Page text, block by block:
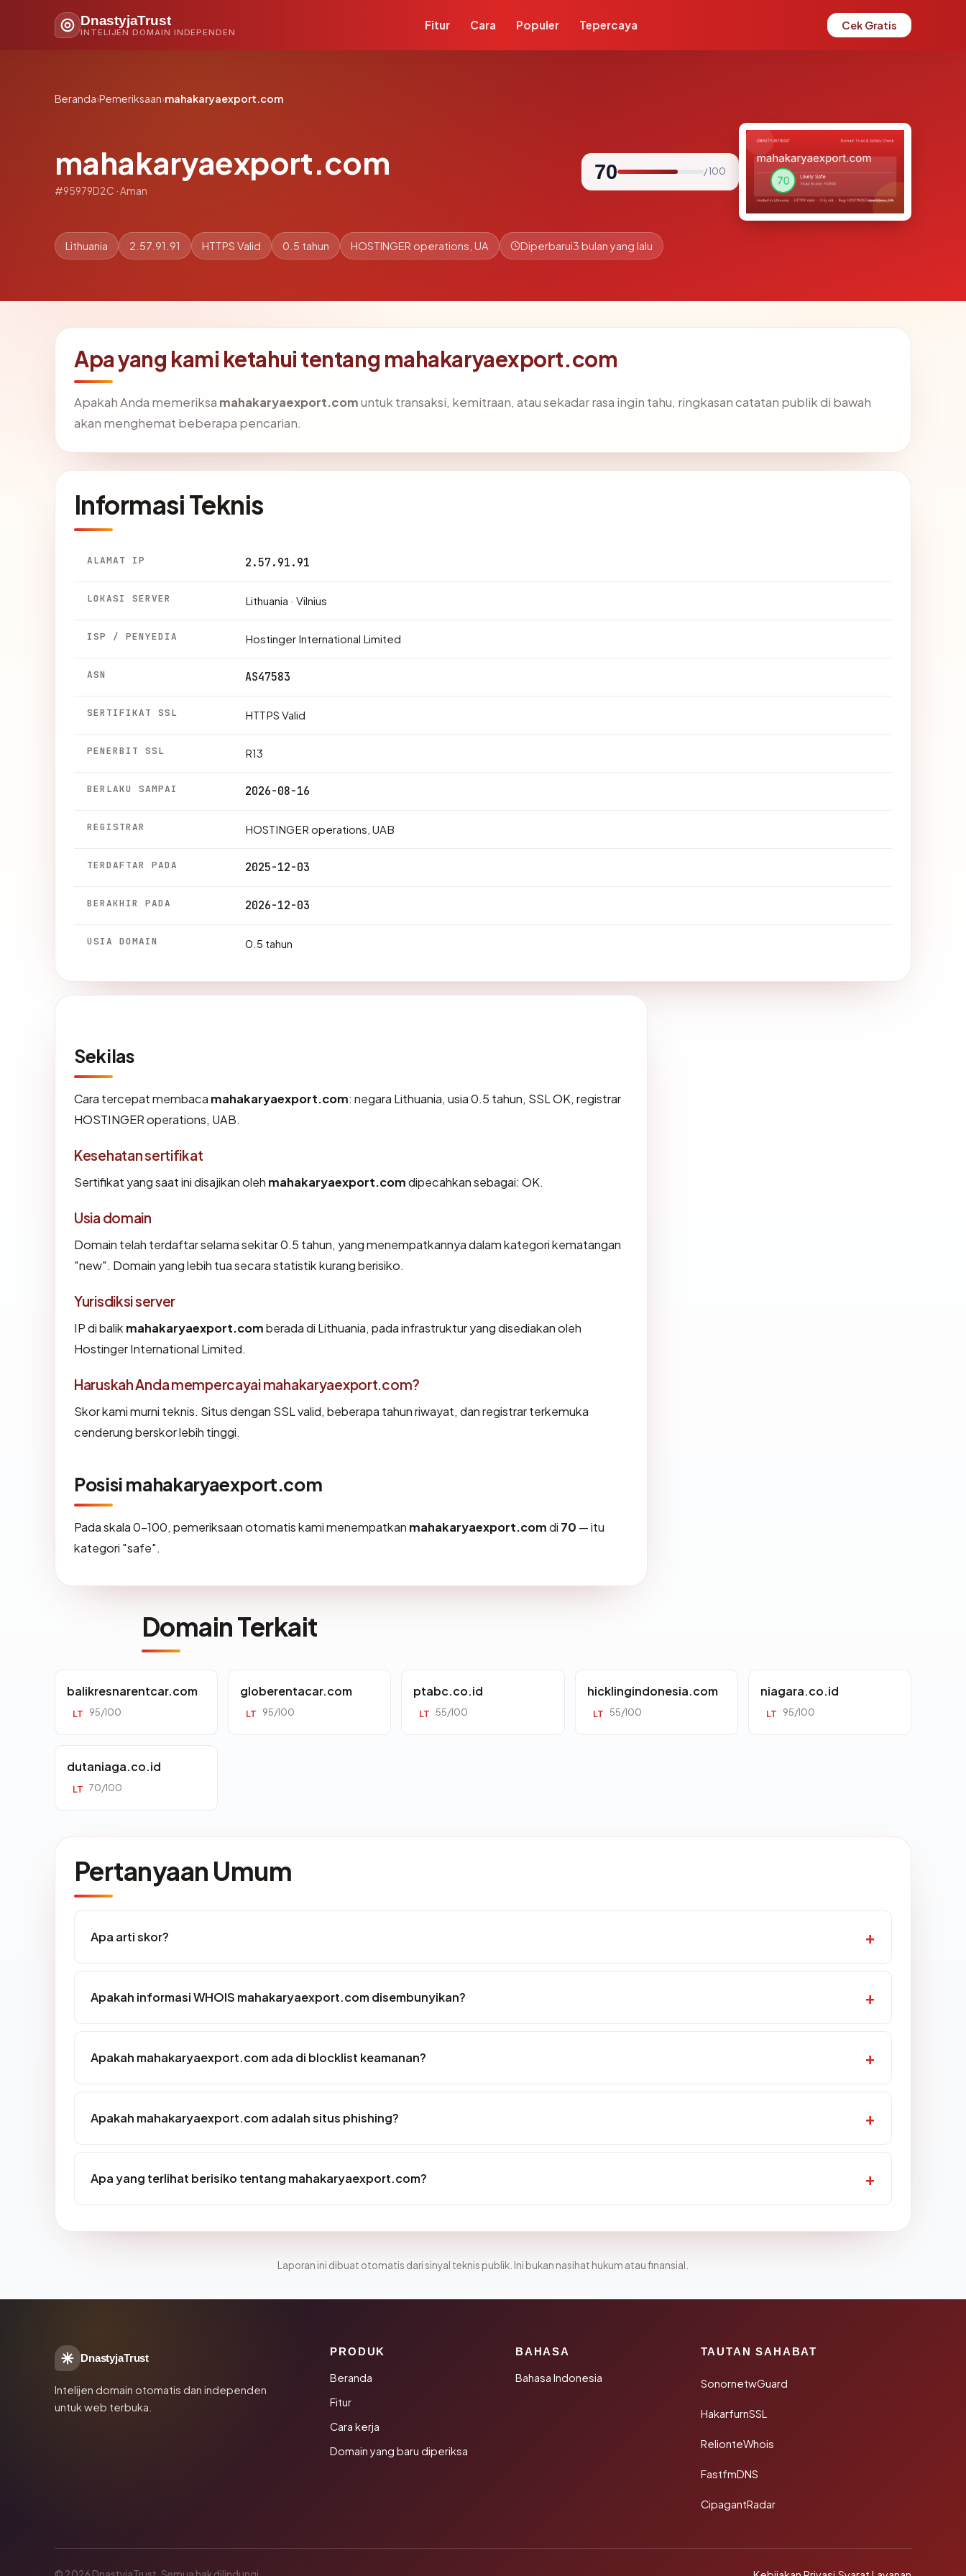
DnastyjaTrust
INTELIJEN DOMAIN INDEPENDEN
Fitur Cara Populer Tepercaya Cek Gratis
Beranda›Pemeriksaan›mahakaryaexport.com
mahakaryaexport.com
#95979D2C · Aman
70 / 100
Lithuania 2.57.91.91 HTTPS Valid 0.5 tahun HOSTINGER operations, UA Diperbarui3 bulan yang lalu
Apa yang kami ketahui tentang mahakaryaexport.com
Apakah Anda memeriksa mahakaryaexport.comuntuk transaksi, kemitraan, atau sekadar rasa ingin tahu, ringkasan catatan publik di bawah
akan menghemat beberapa pencarian.
Informasi Teknis
ALAMAT IP 2.57.91.91
LOKASI SERVER Lithuania · Vilnius
ISP / PENYEDIA Hostinger International Limited
ASN AS47583
SERTIFIKAT SSL HTTPS Valid
PENERBIT SSL R13
BERLAKU SAMPAI 2026-08-16
REGISTRAR HOSTINGER operations, UAB
TERDAFTAR PADA 2025-12-03
BERAKHIR PADA 2026-12-03
USIA DOMAIN 0.5 tahun
Sekilas
Cara tercepat membaca mahakaryaexport.com: negara Lithuania, usia 0.5 tahun, SSL OK, registrar
HOSTINGER operations, UAB.
Kesehatan sertifikat
Sertifikat yang saat ini disajikan oleh mahakaryaexport.comdipecahkan sebagai: OK.
Usia domain
Domain telah terdaftar selama sekitar 0.5 tahun, yang menempatkannya dalam kategori kematangan
"new". Domain yang lebih tua secara statistik kurang berisiko.
Yurisdiksi server
IP di balik mahakaryaexport.comberada di Lithuania, pada infrastruktur yang disediakan oleh
Hostinger International Limited.
Haruskah Anda mempercayai mahakaryaexport.com?
Skor kami murni teknis. Situs dengan SSL valid, beberapa tahun riwayat, dan registrar terkemuka
cenderung berskor lebih tinggi.
Posisi mahakaryaexport.com
Pada skala 0-100, pemeriksaan otomatis kami menempatkan mahakaryaexport.comdi 70 — itu
kategori "safe".
Domain Terkait
balikresnarentcar.com
LT 95/100
globerentacar.com
LT 95/100
ptabc.co.id
LT 55/100
hicklingindonesia.com
LT 55/100
niagara.co.id
LT 95/100
dutaniaga.co.id
LT 70/100
Pertanyaan Umum
Apa arti skor?
Apakah informasi WHOIS mahakaryaexport.com disembunyikan?
Apakah mahakaryaexport.com ada di blocklist keamanan?
Apakah mahakaryaexport.com adalah situs phishing?
Apa yang terlihat berisiko tentang mahakaryaexport.com?
Laporan ini dibuat otomatis dari sinyal teknis publik. Ini bukan nasihat hukum atau finansial.
DnastyjaTrust
Intelijen domain otomatis dan independen
untuk web terbuka.
PRODUK
Beranda
Fitur
Cara kerja
Domain yang baru diperiksa
BAHASA
Bahasa Indonesia
TAUTAN SAHABAT
SonornetwGuard
HakarfurnSSL
RelionteWhois
FastfmDNS
CipagantRadar